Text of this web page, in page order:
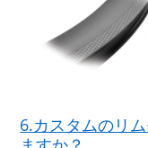
6.カスタムのリ